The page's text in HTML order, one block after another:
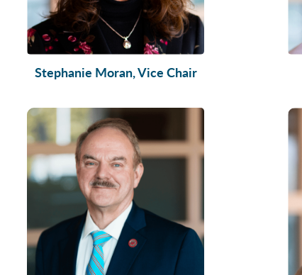
Stephanie Moran, Vice Chair